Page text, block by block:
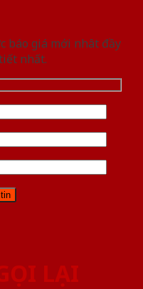
báo giá mới nhât đầy
nhất.
LẠI